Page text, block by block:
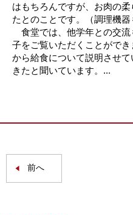
はもちろんですが、お肉の
たとのことです。（調理機器
食堂では、他学年との交流
子をご覧いただくことがで
から給食について説明させ
きたと聞いています。...
前へ